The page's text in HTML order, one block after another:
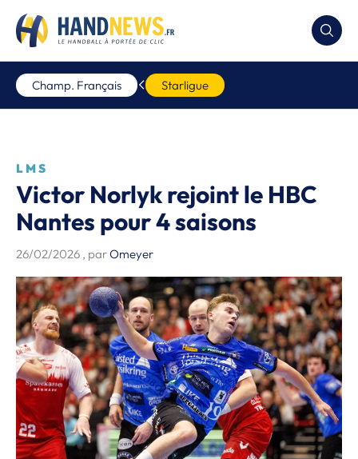
Champ. Français Starligue
LMS
Victor Norlyk rejoint le HBC
Nantes pour 4 saisons
26/02/2026 , parOmeyer